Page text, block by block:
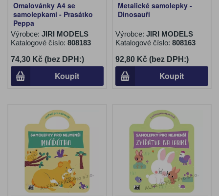
Omalovánky A4 se
samolepkami - Prasátko
Peppa
Výrobce: JIRI MODELS
Katalogové číslo: 808183
74,30 Kč (bez DPH:)
Koupit
Metalické samolepky -
Dinosauři
Výrobce: JIRI MODELS
Katalogové číslo: 808163
92,80 Kč (bez DPH:)
Koupit